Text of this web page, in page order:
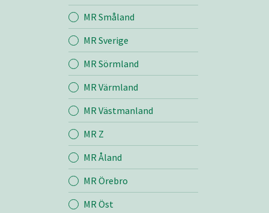
Entreprenad
Bemanning
MR Småland
MR Sverige
MR Sörmland
MR Värmland
MR Västmanland
MR Z
MR Åland
MR Örebro
MR Öst